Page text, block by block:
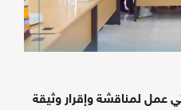
عمل لمناقشة وإقرار وثيقة